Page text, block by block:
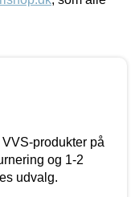
produkter på
og 1-2
udvalg.